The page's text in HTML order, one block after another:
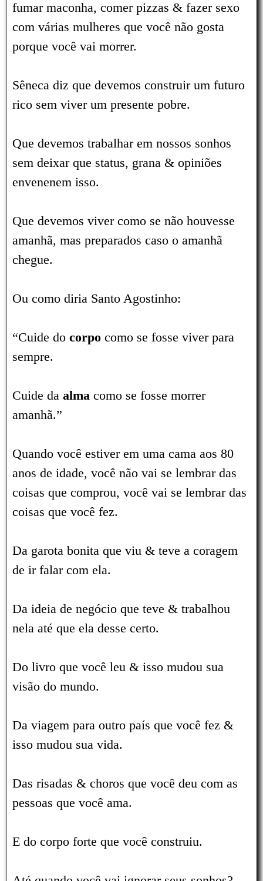
fumar maconha, comer pizzas & fazer sexo
com várias mulheres que você não gosta
porque você vai morrer.
Sêneca diz que devemos construir um futuro
rico sem viver um presente pobre.
Que devemos trabalhar em nossos sonhos
sem deixar que status, grana & opiniões
envenenem isso.
Que devemos viver como se não houvesse
amanhã, mas preparados caso o amanhã
chegue.
Ou como diria Santo Agostinho:
“Cuide do corpo como se fosse viver para
sempre.
Cuide da alma como se fosse morrer
amanhã.”
Quando você estiver em uma cama aos 80
anos de idade, você não vai se lembrar das
coisas que comprou, você vai se lembrar das
coisas que você fez.
Da garota bonita que viu & teve a coragem
de ir falar com ela.
Da ideia de negócio que teve & trabalhou
nela até que ela desse certo.
Do livro que você leu & isso mudou sua
visão do mundo.
Da viagem para outro país que você fez &
isso mudou sua vida.
Das risadas & choros que você deu com as
pessoas que você ama.
E do corpo forte que você construiu.